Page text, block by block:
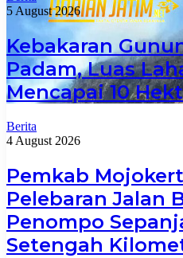
5 August 2026
Kebakaran
Padam, Luas
Mencapai 10
Berita
4 August 2026
Pemkab
Pelebaran Jalan
Penompo
Setengah